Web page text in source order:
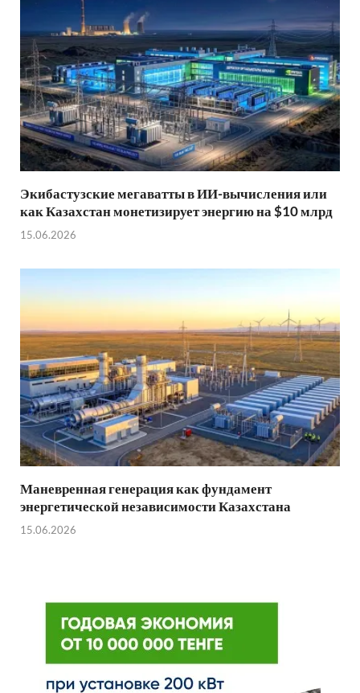
Экибастузские мегаватты в ИИ-вычисления или
как Казахстан монетизирует энергию на $10 млрд
15.06.2026
Маневренная генерация как фундамент
энергетической независимости Казахстана
15.06.2026